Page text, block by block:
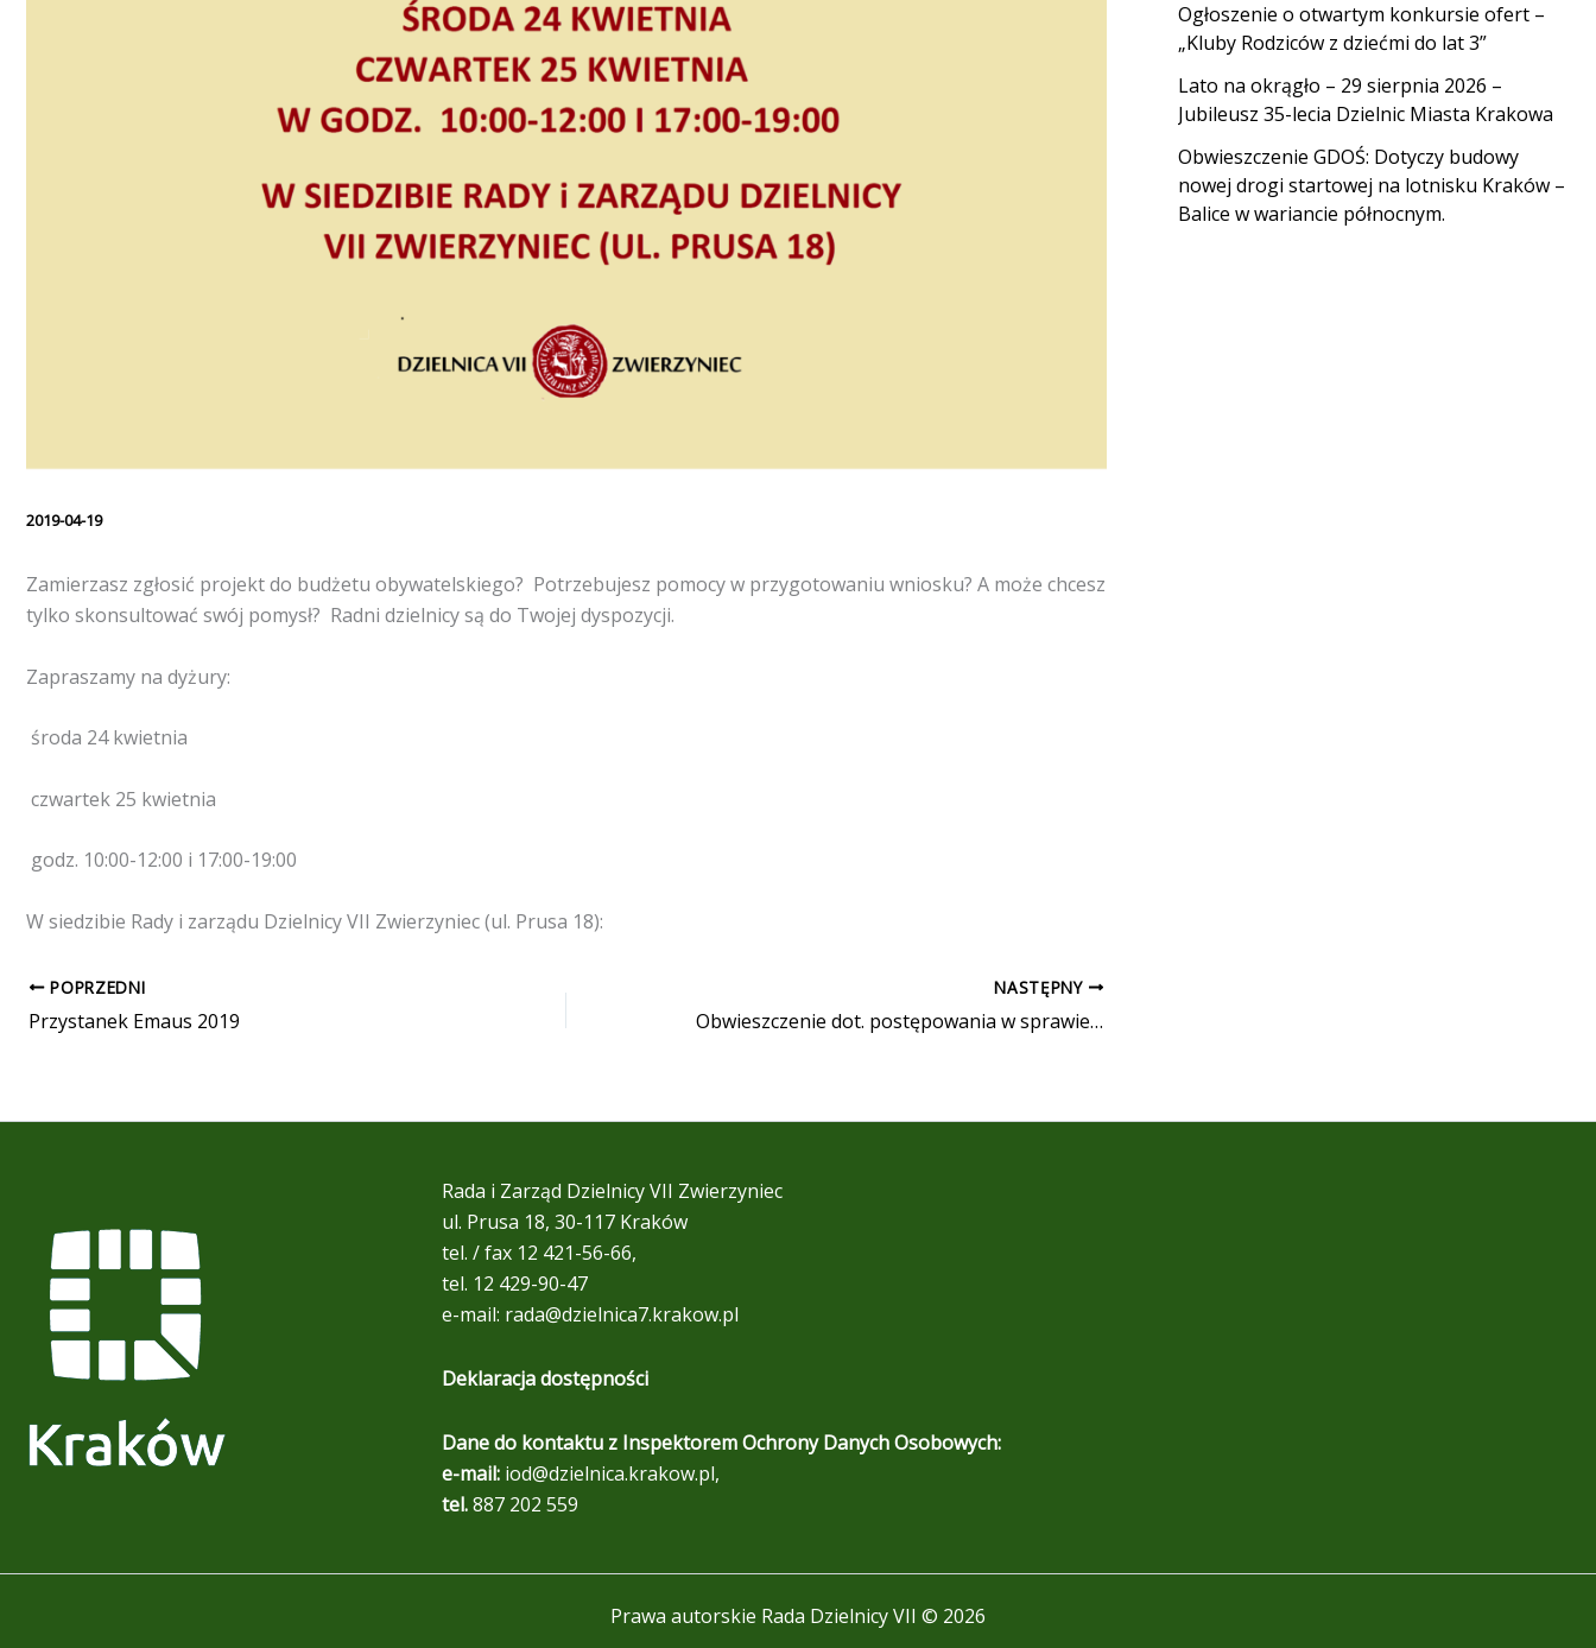
2019-04-19
Zamierzasz zgłosić projekt do budżetu obywatelskiego? Potrzebujesz pomocy w przygotowaniu wniosku? A może chcesz
tylko skonsultować swój pomysł? Radni dzielnicy są do Twojej dyspozycji.
Zapraszamy na dyżury:
środa 24 kwietnia
czwartek 25 kwietnia
godz. 10:00-12:00 i 17:00-19:00
W siedzibie Rady i zarządu Dzielnicy VII Zwierzyniec (ul. Prusa 18):
POPRZEDNI
Przystanek Emaus 2019
NASTĘPNY
Obwieszczenie dot. postępowania w sprawie wydania decyzji o środowiskowych uwarunkowaniach dla budowy gazociągu wysokiego ciśnienia relacji Korabniki – Zabierzów
Ogłoszenie o otwartym konkursie ofert –
„Kluby Rodziców z dziećmi do lat 3”
Lato na okrągło – 29 sierpnia 2026 –
Jubileusz 35-lecia Dzielnic Miasta Krakowa
Obwieszczenie GDOŚ: Dotyczy budowy
nowej drogi startowej na lotnisku Kraków –
Balice w wariancie północnym.
Rada i Zarząd Dzielnicy VII Zwierzyniec
ul. Prusa 18, 30-117 Kraków
tel. / fax 12 421-56-66,
tel. 12 429-90-47
e-mail: rada@dzielnica7.krakow.pl
Deklaracja dostępności
Dane do kontaktu z Inspektorem Ochrony Danych Osobowych:
e-mail: iod@dzielnica.krakow.pl,
tel.887 202 559
Prawa autorskie Rada Dzielnicy VII © 2026